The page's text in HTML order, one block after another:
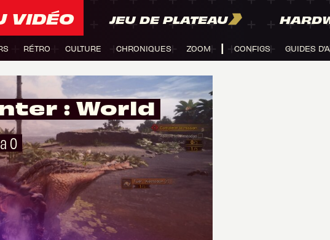
VIDÉO JEU DE PLATEAU
RÉTRO CULTURE CHRONIQUES ZOOM CONFIGS GUIDES
: World
0